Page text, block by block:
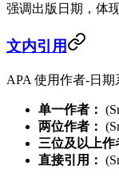
强调出版日期，体
文内引用
APA 使用作者-日期
单一作者：
两位作者：
三位及以上作
直接引用：